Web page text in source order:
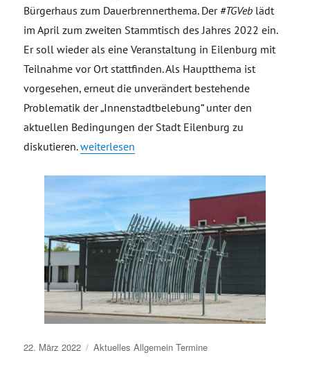
Bürgerhaus zum Dauerbrennerthema. Der #TGVeb lädt
im April zum zweiten Stammtisch des Jahres 2022 ein.
Er soll wieder als eine Veranstaltung in Eilenburg mit
Teilnahme vor Ort stattfinden. Als Hauptthema ist
vorgesehen, erneut die unverändert bestehende
Problematik der „Innenstadtbelebung“ unter den
aktuellen Bedingungen der Stadt Eilenburg zu
diskutieren.„Innenstadtbelebung – Einladung zum
weiterlesen
Veröffentlicht
22. März 2022 Aktuelles Allgemein Termine